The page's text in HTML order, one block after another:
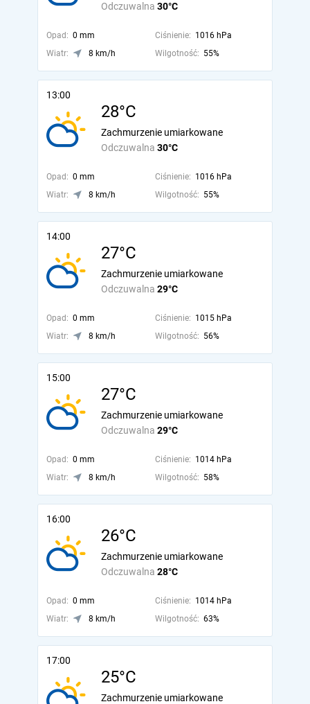
Odczuwalna 30°C
Opad: 0 mm Ciśnienie: 1016 hPa
Wiatr:
8 km/h Wilgotność: 55%
13:00
28°C
Odczuwalna 30°C
Zachmurzenie umiarkowane
Opad: 0 mm Ciśnienie: 1016 hPa
Wiatr:
8 km/h Wilgotność: 55%
14:00
27°C
Odczuwalna 29°C
Zachmurzenie umiarkowane
Opad: 0 mm Ciśnienie: 1015 hPa
Wiatr:
8 km/h Wilgotność: 56%
15:00
27°C
Odczuwalna 29°C
Zachmurzenie umiarkowane
Opad: 0 mm Ciśnienie: 1014 hPa
Wiatr:
8 km/h Wilgotność: 58%
16:00
26°C
Odczuwalna 28°C
Zachmurzenie umiarkowane
Opad: 0 mm Ciśnienie: 1014 hPa
Wiatr:
8 km/h Wilgotność: 63%
17:00
25°C
Zachmurzenie umiarkowane